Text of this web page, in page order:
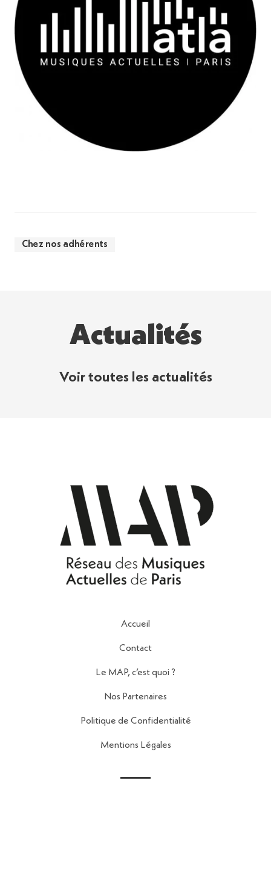
Chez nos adhérents
Actualités
Voir toutes les actualités
Accueil
Contact
Le MAP, c’est quoi ?
Nos Partenaires
Politique de Confidentialité
Mentions Légales